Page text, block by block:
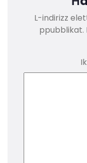
L-indirizz
ppubblikat.